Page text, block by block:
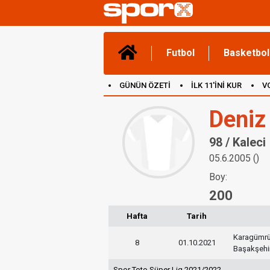
Futbol Basketbol
GÜNÜN ÖZETİ İLK 11'İNİ KUR
98 / Kaleci
05.6.2005 ()
Boy:
200
Hafta Tarih
8 01.10.2021